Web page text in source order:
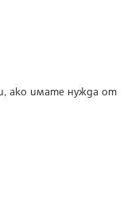
ако имате нужда от